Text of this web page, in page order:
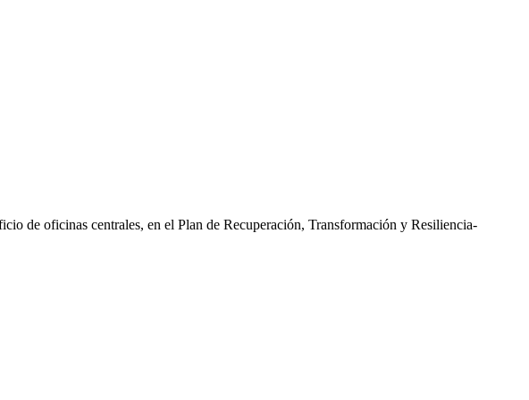
de oficinas centrales, en el Plan de Recuperación, Transformación y Resiliencia-